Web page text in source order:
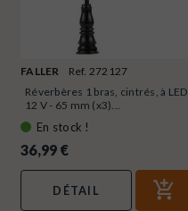
FALLER
Ref. 272127
Réverbères 1 bras, cintrés, à LED
12 V - 65 mm (x3)...
En stock !
36,99 €
DÉTAIL